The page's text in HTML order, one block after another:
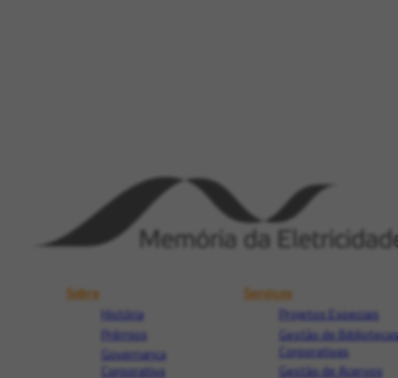
Sobre
História
Prêmios
Governança
Corporativa
Serviços
Projetos Especiais
Gestão de Bibliotecas
Corporativas
Gestão de Acervos